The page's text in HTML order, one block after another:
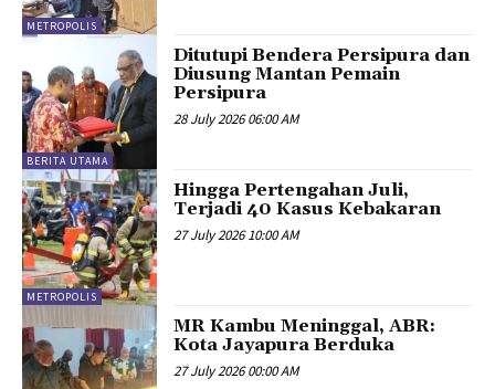
METROPOLIS
BERITA UTAMA
Ditutupi Bendera Persipura dan
Diusung Mantan Pemain
Persipura
28 July 2026 06:00 AM
METROPOLIS
Hingga Pertengahan Juli,
Terjadi 40 Kasus Kebakaran
27 July 2026 10:00 AM
MR Kambu Meninggal, ABR:
Kota Jayapura Berduka
27 July 2026 00:00 AM